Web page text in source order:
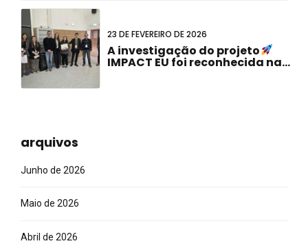
23 DE FEVEREIRO DE 2026
A investigação do projeto
IMPACT EU foi reconhecida na
arquivos
Junho de 2026
Maio de 2026
Abril de 2026